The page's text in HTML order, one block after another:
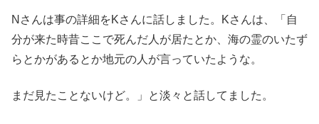
Nさんは事の詳細をKさんに話しました。Kさんは、「自
分が来た時昔ここで死んだ人が居たとか、海の霊のいたず
らとかがあるとか地元の人が言っていたような。
まだ見たことないけど。」と淡々と話してました。